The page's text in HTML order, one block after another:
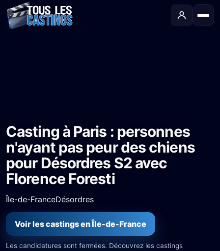
Casting à Paris : personnes
n'ayant pas peur des chiens
pour Désordres S2 avec
Florence Foresti
Île-de-FranceDésordres
Voir les castings en Île-de-France
Les candidatures sont fermées. Découvrez les castings